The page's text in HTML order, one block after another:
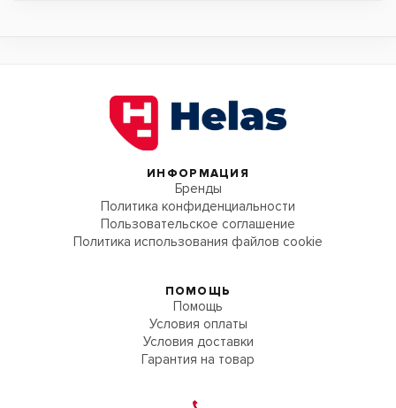
ИНФОРМАЦИЯ
Бренды
Политика конфиденциальности
Пользовательское соглашение
Политика использования файлов cookie
ПОМОЩЬ
Помощь
Условия оплаты
Условия доставки
Гарантия на товар